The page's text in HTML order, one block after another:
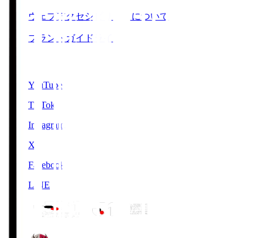
ウェブアクセシビリティについて
ブランドガイドライン
YouTube
TikTok
Instagram
X
Facebook
LINE